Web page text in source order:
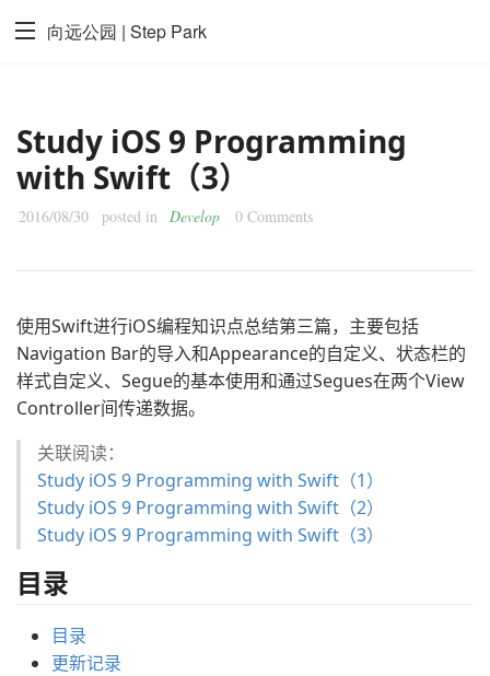
向远公园 | Step Park
Study iOS 9 Programming
with Swift（3）
2016/08/30 posted in Develop 0 Comments
使用Swift进行iOS编程知识点总结第三篇，主要包括
Navigation Bar的导入和Appearance的自定义、状态栏的
样式自定义、Segue的基本使用和通过Segues在两个View
Controller间传递数据。
关联阅读：
Study iOS 9 Programming with Swift（1）
Study iOS 9 Programming with Swift（2）
Study iOS 9 Programming with Swift（3）
目录
目录
更新记录